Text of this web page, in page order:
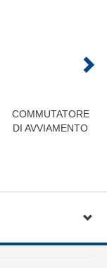
COMMUTATORE
DI AVVIAMENTO